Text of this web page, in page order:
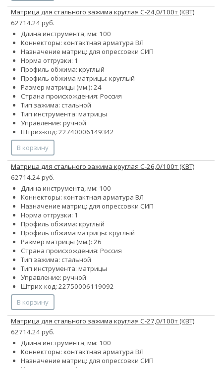
Матрица для стального зажима круглая С-24,0/100т (КВТ)
62714.24 руб.
Длина инструмента, мм: 100
Коннекторы: контактная арматура ВЛ
Назначение матриц: для опрессовки СИП
Норма отгрузки: 1
Профиль обжима: круглый
Профиль обжима матрицы: круглый
Размер матрицы (мм.): 24
Страна происхождения: Россия
Тип зажима: стальной
Тип инструмента: матрицы
Управление: ручной
Штрих-код: 22740006149342
В корзину
Матрица для стального зажима круглая С-26,0/100т (КВТ)
62714.24 руб.
Длина инструмента, мм: 100
Коннекторы: контактная арматура ВЛ
Назначение матриц: для опрессовки СИП
Норма отгрузки: 1
Профиль обжима: круглый
Профиль обжима матрицы: круглый
Размер матрицы (мм.): 26
Страна происхождения: Россия
Тип зажима: стальной
Тип инструмента: матрицы
Управление: ручной
Штрих-код: 22750006119092
В корзину
Матрица для стального зажима круглая С-27,0/100т (КВТ)
62714.24 руб.
Длина инструмента, мм: 100
Коннекторы: контактная арматура ВЛ
Назначение матриц: для опрессовки СИП